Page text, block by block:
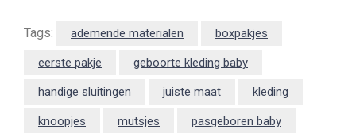
Tags: ademende materialen boxpakjes
eerste pakje geboorte kleding baby
handige sluitingen juiste maat kleding
knoopjes mutsjes pasgeboren baby